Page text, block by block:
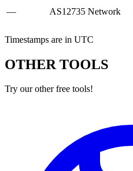
— AS12735 Network
Timestamps are in UTC
OTHER TOOLS
Try our other free tools!